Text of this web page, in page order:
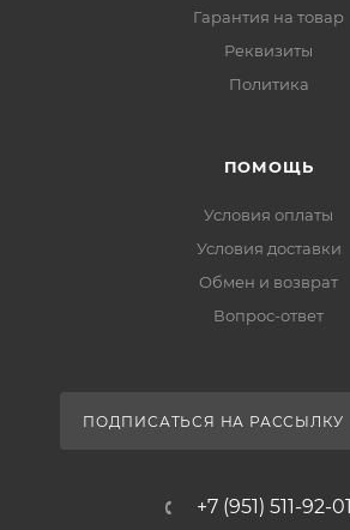
Гарантия на товар
Реквизиты
Политика
ПОМОЩЬ
Условия оплаты
Условия доставки
Обмен и возврат
Вопрос-ответ
ПОДПИСАТЬСЯ НА РАССЫЛКУ
+7 (951) 511-92-01